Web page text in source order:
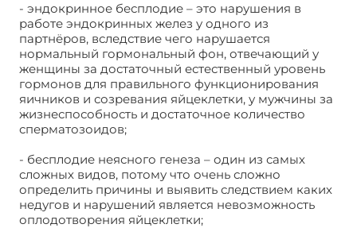
- эндокринное бесплодие – это нарушения в
работе эндокринных желез у одного из
партнёров, вследствие чего нарушается
нормальный гормональный фон, отвечающий у
женщины за достаточный естественный уровень
гормонов для правильного функционирования
яичников и созревания яйцеклетки, у мужчины за
жизнеспособность и достаточное количество
сперматозоидов;
- бесплодие неясного генеза – один из самых
сложных видов, потому что очень сложно
определить причины и выявить следствием каких
недугов и нарушений является невозможность
оплодотворения яйцеклетки;